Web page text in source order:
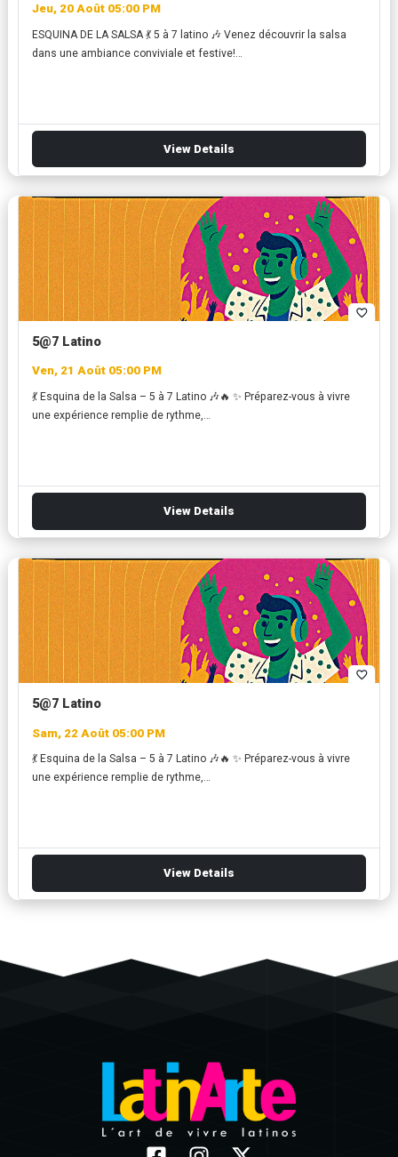
Jeu, 20 Août 05:00 PM
ESQUINA DE LA SALSA 💃 5 à 7 latino 🎶 Venez découvrir la salsa
dans une ambiance conviviale et festive!…
View Details
favorite_border
5@7 Latino
Ven, 21 Août 05:00 PM
💃 Esquina de la Salsa – 5 à 7 Latino 🎶🔥 ✨ Préparez-vous à vivre
une expérience remplie de rythme,…
View Details
favorite_border
5@7 Latino
Sam, 22 Août 05:00 PM
💃 Esquina de la Salsa – 5 à 7 Latino 🎶🔥 ✨ Préparez-vous à vivre
une expérience remplie de rythme,…
View Details